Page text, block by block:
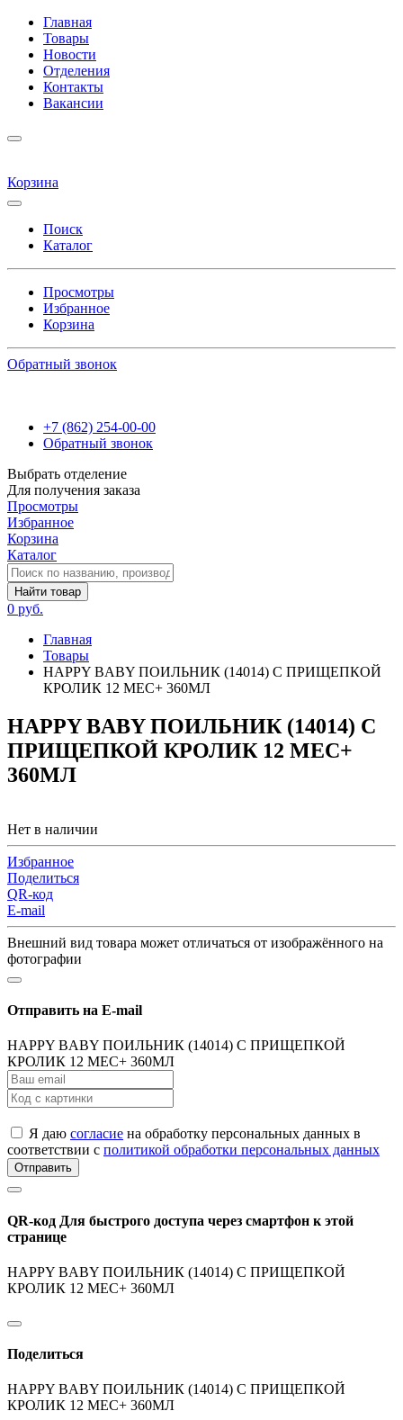
Главная
Товары
Новости
Отделения
Контакты
Вакансии
Корзина
Поиск
Каталог
Просмотры
Избранное
Корзина
Обратный звонок
+7 (862) 254-00-00
Обратный звонок
Выбрать отделение
Для получения заказа
Просмотры
Избранное
Корзина
Каталог
Найти товар
0 руб.
Главная
Товары
HAPPY BABY ПОИЛЬНИК (14014) С ПРИЩЕПКОЙ
КРОЛИК 12 МЕС+ 360МЛ
HAPPY BABY ПОИЛЬНИК (14014) С
ПРИЩЕПКОЙ КРОЛИК 12 МЕС+
360МЛ
Нет в наличии
Избранное
Поделиться
QR-код
E-mail
Внешний вид товара может отличаться от изображённого на
фотографии
Отправить на E-mail
HAPPY BABY ПОИЛЬНИК (14014) С ПРИЩЕПКОЙ
КРОЛИК 12 МЕС+ 360МЛ
Я даю согласие на обработку персональных данных в
соответствии с политикой обработки персональных данных
Отправить
QR-код Для быстрого доступа через смартфон к этой
странице
HAPPY BABY ПОИЛЬНИК (14014) С ПРИЩЕПКОЙ
КРОЛИК 12 МЕС+ 360МЛ
Поделиться
HAPPY BABY ПОИЛЬНИК (14014) С ПРИЩЕПКОЙ
КРОЛИК 12 МЕС+ 360МЛ